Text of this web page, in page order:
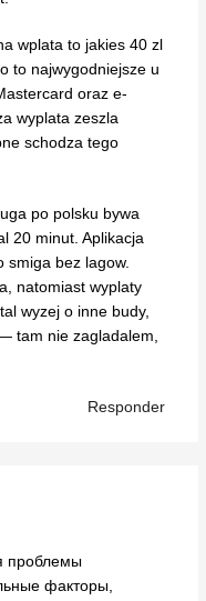
wplata to jakies 40 zl
to najwygodniejsze u
oraz e-
wyplata zeszla
schodza tego
po polsku bywa
20 minut. Aplikacja
smiga bez lagow.
natomiast wyplaty
wyzej o inne budy,
tam nie zagladalem,
Responder
проблемы
факторы,